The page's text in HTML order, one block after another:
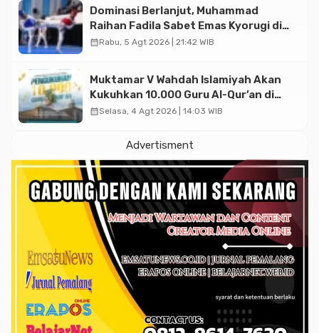
Dominasi Berlanjut, Muhammad
Raihan Fadila Sabet Emas Kyorugi di
Asian Taekwondo Indonesia Open
calendar_monthRabu, 5 Agt 2026 | 21:42 WIB
Muktamar V Wahdah Islamiyah Akan
Kukuhkan 10.000 Guru Al-Qur’an di
Masjid Istiqlal
calendar_monthSelasa, 4 Agt 2026 | 14:03 WIB
Advertisment